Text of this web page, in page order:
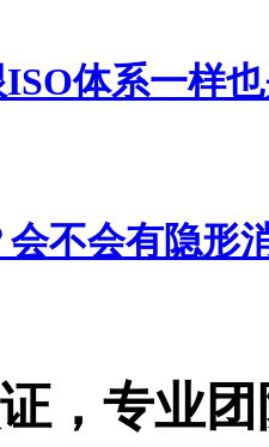
ISO体系一样
不会有隐形
，专业